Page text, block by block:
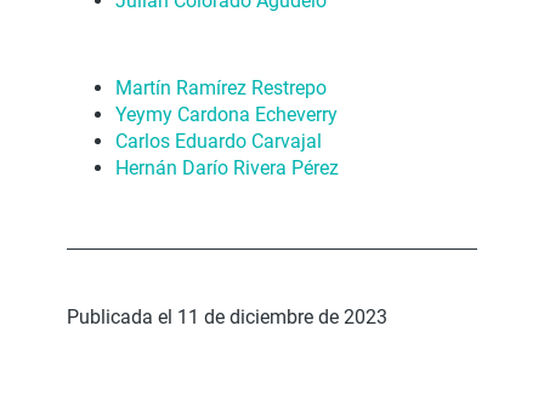
Martín Ramírez Restrepo
Yeymy Cardona Echeverry
Carlos Eduardo Carvajal
Hernán Darío Rivera Pérez
Publicada el 11 de diciembre de 2023